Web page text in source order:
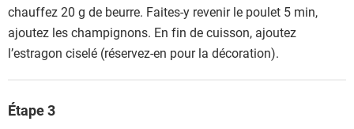
chauffez 20 g de beurre. Faites-y revenir le poulet 5 min,
ajoutez les champignons. En fin de cuisson, ajoutez
l’estragon ciselé (réservez-en pour la décoration).
Étape 3